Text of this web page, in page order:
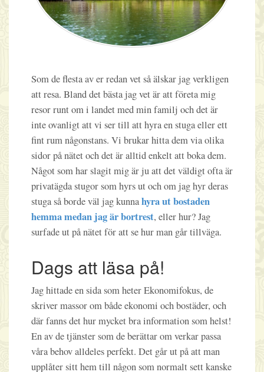
Som de flesta av er redan vet så älskar jag verkligen
att resa. Bland det bästa jag vet är att företa mig
resor runt om i landet med min familj och det är
inte ovanligt att vi ser till att hyra en stuga eller ett
fint rum någonstans. Vi brukar hitta dem via olika
sidor på nätet och det är alltid enkelt att boka dem.
Något som har slagit mig är ju att det väldigt ofta är
privatägda stugor som hyrs ut och om jag hyr deras
stuga så borde väl jag kunnahyra ut bostaden
hemma medan jag är bortrest, eller hur? Jag
surfade ut på nätet för att se hur man går tillväga.
Dags att läsa på!
Jag hittade en sida som heter Ekonomifokus, de
skriver massor om både ekonomi och bostäder, och
där fanns det hur mycket bra information som helst!
En av de tjänster som de berättar om verkar passa
våra behov alldeles perfekt. Det går ut på att man
upplåter sitt hem till någon som normalt sett kanske